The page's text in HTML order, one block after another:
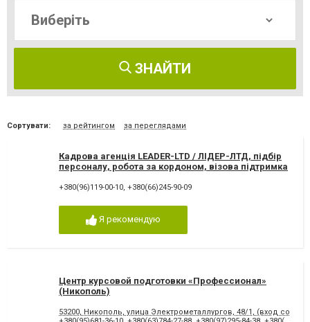
ЗНАЙТИ
Сортувати: за рейтингом за переглядами
Кадрова агенція LEADER-LTD / ЛІДЕР-ЛТД, підбір
персоналу, робота за кордоном, візова підтримка
+380(96)119-00-10, +380(66)245-90-09
Я рекомендую
Центр курсовой подготовки «Профессионал»
(Никополь)
53200, Никополь, улица Электрометаллургов, 48/1, (вход со